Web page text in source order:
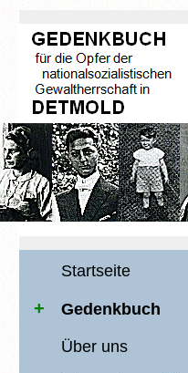
Startseite
Gedenkbuch
Über uns